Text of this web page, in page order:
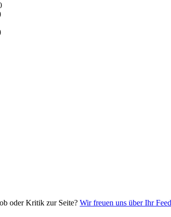
oder Kritik zur Seite? Wir freuen uns über Ihr